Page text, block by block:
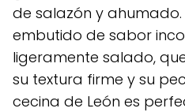
de salazón y ahumado.
embutido de sabor
ligeramente salado,
su textura firme y su
cecina de León es